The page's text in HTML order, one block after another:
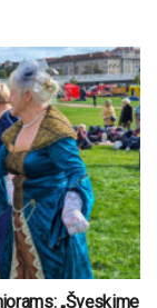
„Švęskime